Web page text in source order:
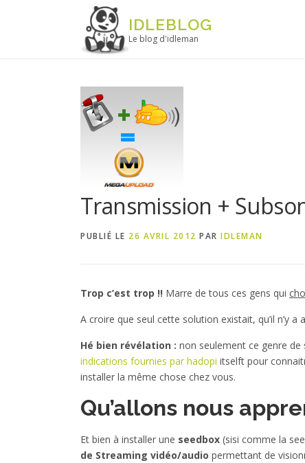
IDLEBLOG
Le blog d'idleman
Transmission +
PUBLIÉ LE 26 AVRIL 2012 PAR IDLEMAN
Trop c’est trop !! Marre de tous ces gens qui
A croire que seul cette solution existait, qu’il n’y
Hé bien révélation : non seulement ce genre de
indications fournies par hadopi itselft pour
installer la même chose chez vous.
Qu’allons nous
Et bien à installer une seedbox (sisi comme la
de Streaming vidéo/audio permettant de